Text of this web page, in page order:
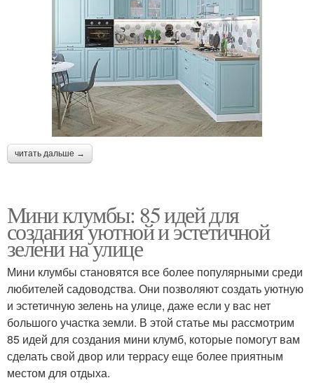
читать дальше →
Мини клумбы: 85 идей для
создания уютной и эстетичной
зелени на улице
Мини клумбы становятся все более популярными среди
любителей садоводства. Они позволяют создать уютную
и эстетичную зелень на улице, даже если у вас нет
большого участка земли. В этой статье мы рассмотрим
85 идей для создания мини клумб, которые помогут вам
сделать свой двор или террасу еще более приятным
местом для отдыха.